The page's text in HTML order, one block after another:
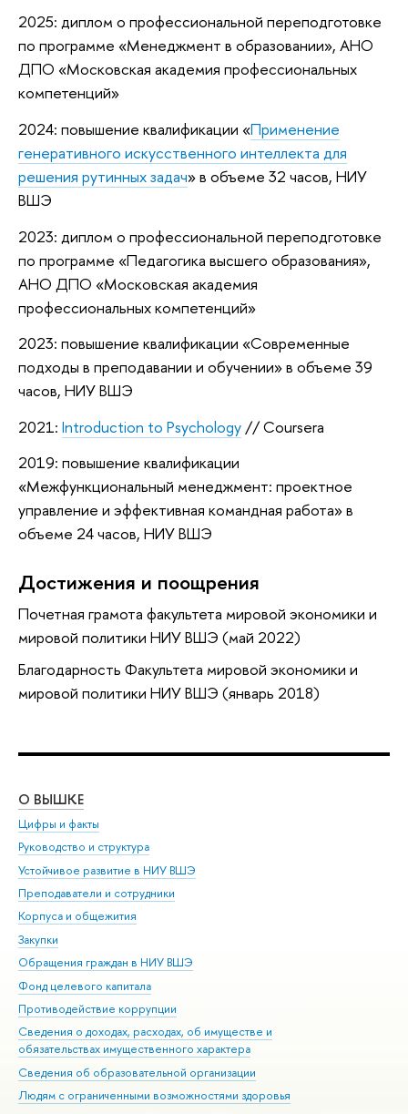
2025: диплом о профессиональной переподготовке
по программе «Менеджмент в образовании», АНО
ДПО «Московская академия профессиональных
компетенций»
2024: повышение квалификации «Применение
генеративного искусственного интеллекта для
решения рутинных задач» в объеме 32 часов, НИУ
ВШЭ
2023: диплом о профессиональной переподготовке
по программе «Педагогика высшего образования»,
АНО ДПО «Московская академия
профессиональных компетенций»
2023: повышение квалификации «Современные
подходы в преподавании и обучении» в объеме 39
часов, НИУ ВШЭ
2021: Introduction to Psychology // Coursera
2019: повышение квалификации
«Межфункциональный менеджмент: проектное
управление и эффективная командная работа» в
объеме 24 часов, НИУ ВШЭ
Достижения и поощрения
Почетная грамота факультета мировой экономики и
мировой политики НИУ ВШЭ (май 2022)
Благодарность Факультета мировой экономики и
мировой политики НИУ ВШЭ (январь 2018)
О ВЫШКЕ
Цифры и факты
Руководство и структура
Устойчивое развитие в НИУ ВШЭ
Преподаватели и сотрудники
Корпуса и общежития
Закупки
Обращения граждан в НИУ ВШЭ
Фонд целевого капитала
Противодействие коррупции
Сведения о доходах, расходах, об имуществе и
обязательствах имущественного характера
Сведения об образовательной организации
Людям с ограниченными возможностями здоровья